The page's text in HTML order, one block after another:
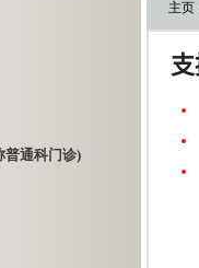
普通科门诊)
主页